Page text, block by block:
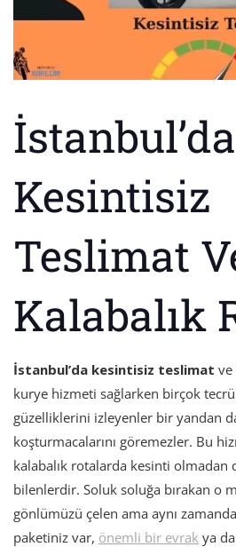
İstanbul’da
Kesintisiz
Teslimat
Kalabalık
İstanbul’da kesintisiz teslimat ve
kurye hizmeti sağlarken birçok
güzelliklerini izleyenler bir yandan
koşturmacalarını göremezler. Bu
kalabalık rotalarda kesinti olmadan
bilenlerdir. Soluk soluğa bırakan o
gönlümüzü çelen ama aynı
paketiniz var, önemli bir evrak ya